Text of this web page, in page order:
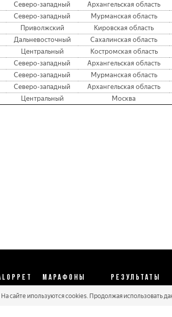
Северо-западный Архангельская область
Северо-западный Мурманская область
Приволжский Кировская область
Дальневосточный Сахалинская область
Центральный Костромская область
Северо-западный Архангельская область
Северо-западный Мурманская область
Северо-западный Архангельская область
Центральный Москва
МАРАФОНЫ РЕЗУЛЬТАТЫ
Календарь 2026
Протоколы 2025
На сайте ипользуются cookies. Продолжая использовать